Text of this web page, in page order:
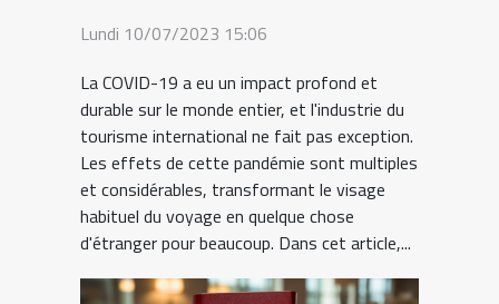
Lundi 10/07/2023 15:06
La COVID-19 a eu un impact profond et
durable sur le monde entier, et l'industrie du
tourisme international ne fait pas exception.
Les effets de cette pandémie sont multiples
et considérables, transformant le visage
habituel du voyage en quelque chose
d'étranger pour beaucoup. Dans cet article,...